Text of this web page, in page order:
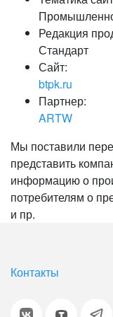
Редакция
Стандарт
Сайт:
btpk.ru
Партнер:
ARTW
Мы поставили
представить
информацию о
потребителям о
и пр.
Контакты